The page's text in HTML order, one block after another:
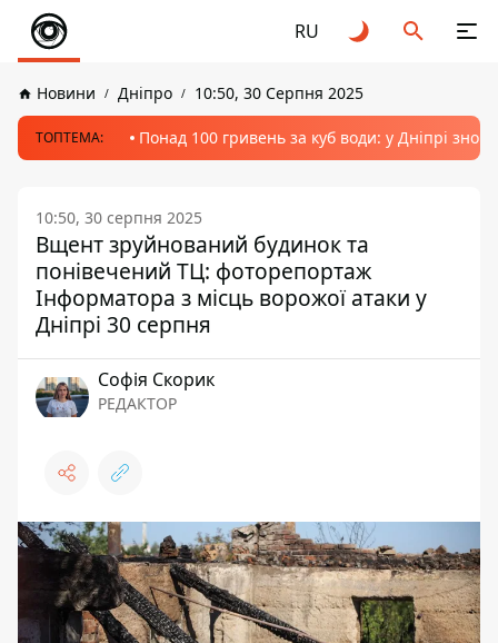
RU
Новини Дніпро 10:50, 30 Серпня 2025
ТОПТЕМА: Понад 100 гривень за куб води: у Дніпрі
10:50, 30 серпня 2025
Вщент зруйнований будинок та
понівечений ТЦ: фоторепортаж
Інформатора з місць ворожої атаки у
Дніпрі 30 серпня
Софія Скорик
РЕДАКТОР